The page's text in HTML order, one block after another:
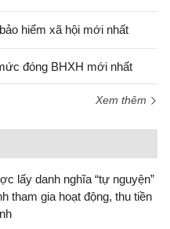
hiểm xã hội mới nhất
đóng BHXH mới nhất
Xem thêm
lấy danh nghĩa “tự nguyện”
tham gia hoạt động, thu tiền